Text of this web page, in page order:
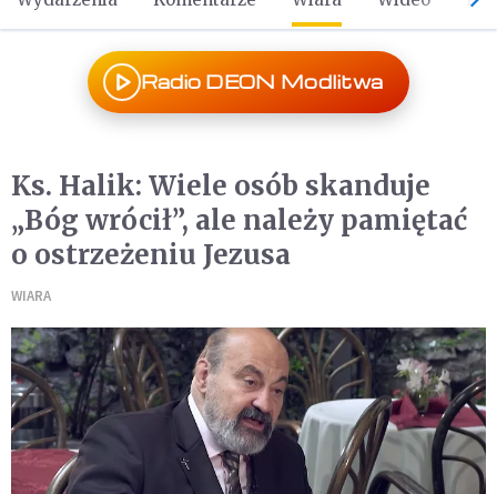
Radio DEON Modlitwa
Ks. Halik: Wiele osób skanduje
„Bóg wrócił”, ale należy pamiętać
o ostrzeżeniu Jezusa
WIARA